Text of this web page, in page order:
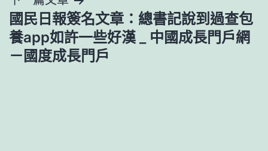
覽
國民日報簽名文章：總書記說到過查包
養app如許一些好漢 _ 中國成長門戶網
－國度成長門戶